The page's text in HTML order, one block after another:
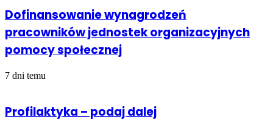
Dofinansowanie wynagrodzeń
pracowników jednostek organizacyjnych
pomocy społecznej
7 dni temu
Profilaktyka – podaj dalej